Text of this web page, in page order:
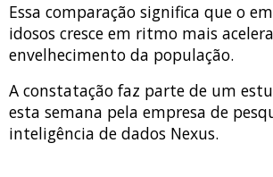
Essa comparação significa que o
idosos cresce em ritmo mais
envelhecimento da população.
A constatação faz parte de um
esta semana pela empresa de
inteligência de dados Nexus.